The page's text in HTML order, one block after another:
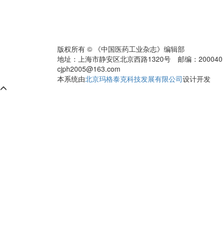
版权所有 © 《中国医药工业杂志》编辑部
地址：上海市静安区北京西路1320号 邮编：
cjph2005@163.com
本系统由北京玛格泰克科技发展有限公司设计开发